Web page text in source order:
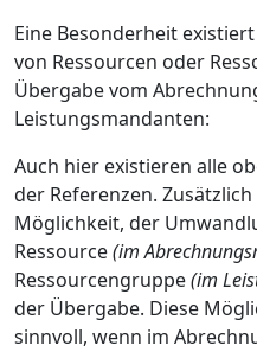
Eine Besonderheit
von Ressourcen oder
Übergabe vom
Leistungsmandanten:
Auch hier existieren alle
der Referenzen.
Möglichkeit, der
Ressource(im
Ressourcengruppe(im
der Übergabe. Diese
sinnvoll, wenn im